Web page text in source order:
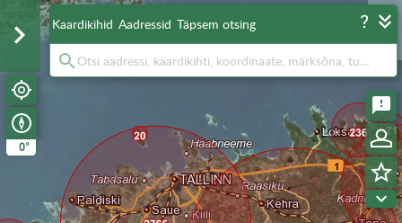
0°
Kaardikihid Aadressid Täpsem otsing